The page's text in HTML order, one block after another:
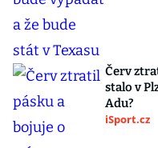
Červ
stalo v
Adu?
iSport.cz